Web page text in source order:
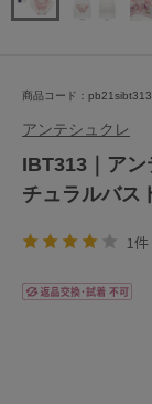
商品コード：
アンテシュクレ
IBT313｜ア
チュラルバス
1件